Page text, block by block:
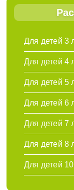
Для детей 3
Для детей 4
Для детей 5
Для детей 6
Для детей 7
Для детей 8
Для детей